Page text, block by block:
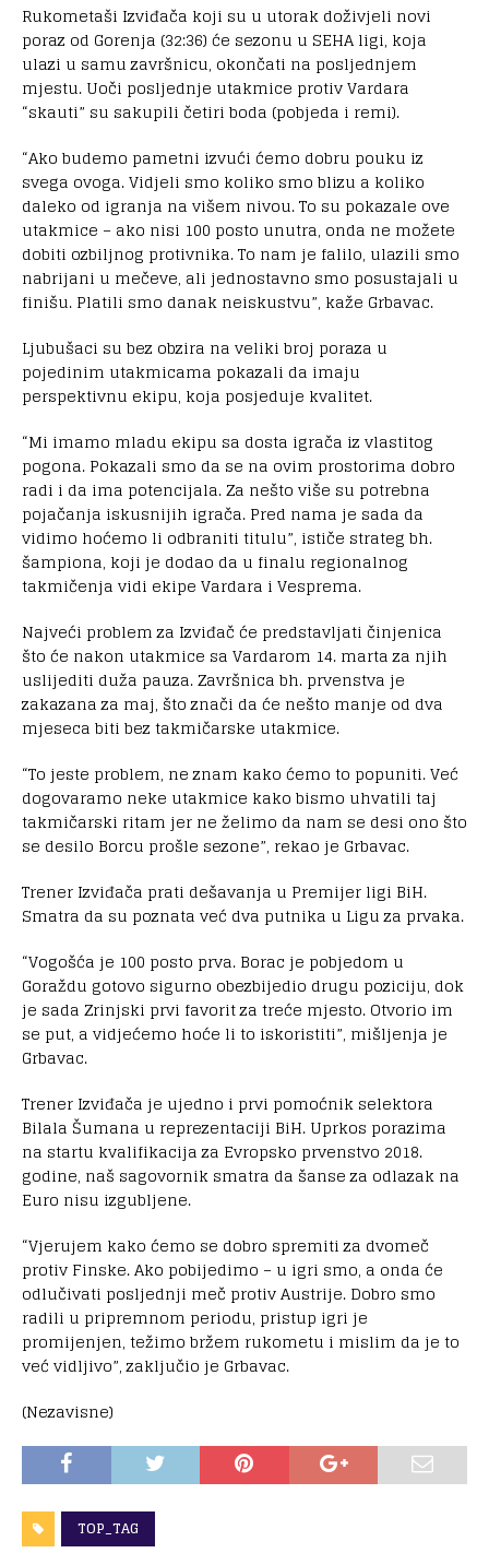
Rukometaši Izviđača koji su u utorak doživjeli novi
poraz od Gorenja (32:36) će sezonu u SEHA ligi, koja
ulazi u samu završnicu, okončati na posljednjem
mjestu. Uoči posljednje utakmice protiv Vardara
“skauti” su sakupili četiri boda (pobjeda i remi).
“Ako budemo pametni izvući ćemo dobru pouku iz
svega ovoga. Vidjeli smo koliko smo blizu a koliko
daleko od igranja na višem nivou. To su pokazale ove
utakmice – ako nisi 100 posto unutra, onda ne možete
dobiti ozbiljnog protivnika. To nam je falilo, ulazili smo
nabrijani u mečeve, ali jednostavno smo posustajali u
finišu. Platili smo danak neiskustvu”, kaže Grbavac.
Ljubušaci su bez obzira na veliki broj poraza u
pojedinim utakmicama pokazali da imaju
perspektivnu ekipu, koja posjeduje kvalitet.
“Mi imamo mladu ekipu sa dosta igrača iz vlastitog
pogona. Pokazali smo da se na ovim prostorima dobro
radi i da ima potencijala. Za nešto više su potrebna
pojačanja iskusnijih igrača. Pred nama je sada da
vidimo hoćemo li odbraniti titulu”, ističe strateg bh.
šampiona, koji je dodao da u finalu regionalnog
takmičenja vidi ekipe Vardara i Vesprema.
Najveći problem za Izviđač će predstavljati činjenica
što će nakon utakmice sa Vardarom 14. marta za njih
uslijediti duža pauza. Završnica bh. prvenstva je
zakazana za maj, što znači da će nešto manje od dva
mjeseca biti bez takmičarske utakmice.
“To jeste problem, ne znam kako ćemo to popuniti. Već
dogovaramo neke utakmice kako bismo uhvatili taj
takmičarski ritam jer ne želimo da nam se desi ono što
se desilo Borcu prošle sezone”, rekao je Grbavac.
Trener Izviđača prati dešavanja u Premijer ligi BiH.
Smatra da su poznata već dva putnika u Ligu za prvaka.
“Vogošća je 100 posto prva. Borac je pobjedom u
Goraždu gotovo sigurno obezbijedio drugu poziciju, dok
je sada Zrinjski prvi favorit za treće mjesto. Otvorio im
se put, a vidjećemo hoće li to iskoristiti”, mišljenja je
Grbavac.
Trener Izviđača je ujedno i prvi pomoćnik selektora
Bilala Šumana u reprezentaciji BiH. Uprkos porazima
na startu kvalifikacija za Evropsko prvenstvo 2018.
godine, naš sagovornik smatra da šanse za odlazak na
Euro nisu izgubljene.
“Vjerujem kako ćemo se dobro spremiti za dvomeč
protiv Finske. Ako pobijedimo – u igri smo, a onda će
odlučivati posljednji meč protiv Austrije. Dobro smo
radili u pripremnom periodu, pristup igri je
promijenjen, težimo bržem rukometu i mislim da je to
već vidljivo”, zaključio je Grbavac.
(Nezavisne)
TOP_TAG